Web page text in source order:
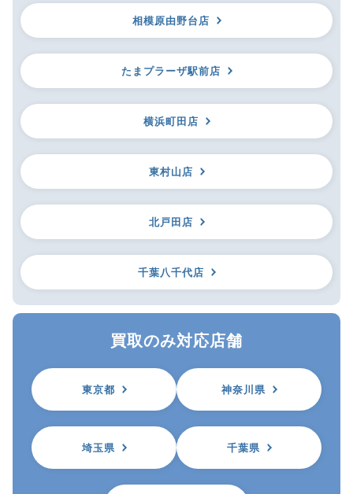
相模原由野台店
たまプラーザ駅前店
横浜町田店
東村山店
北戸田店
千葉八千代店
買取のみ対応店舗
東京都 神奈川県
埼玉県 千葉県